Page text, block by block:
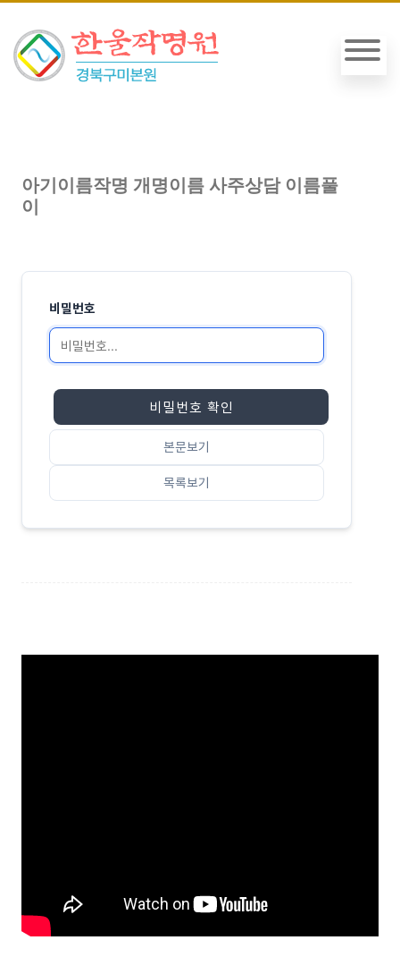
아기이름작명 개명이름 사주상담 이름풀
이
비밀번호
본문보기
목록보기
비밀번호 확인